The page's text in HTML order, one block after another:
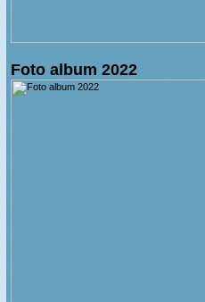
Foto album 2022